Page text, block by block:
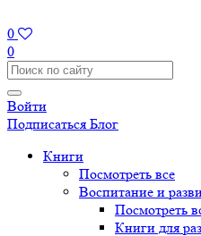
0
0
Войти
Подписаться Блог
Книги
Посмотреть все
Воспитание и
Посмотреть
Книги для